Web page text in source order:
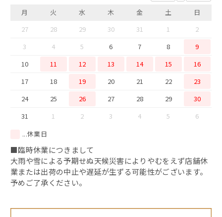
西京味噌漬け
月 火 水 木 金 土
日
27
28 29 30 31 1
2
3
4 5 6 7 8
9
10
11 12 13 14 15
16
17
18 19 20 21 22
23
24
25 26 27 28 29
30
31
1 2 3 4 5
6
...休業日
■臨時休業につきまして
大雨や雪による予期せぬ天候災害によりやむをえず店舗休
業または出荷の中止や遅延が生ずる可能性がございます。
予めご了承ください。